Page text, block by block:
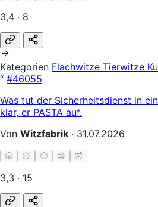
3,4 · 8
Kategorien Flachwitze Tierwitze
“ #46055
Was tut der Sicherheitsdienst in
klar, er PASTA auf.
Von Witzfabrik · 31.07.2026
🥱 😐 🙂 😄 🤣
3,3 · 15